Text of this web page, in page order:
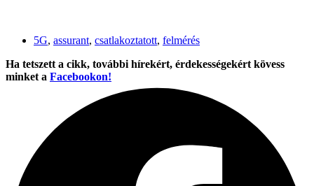
5G, assurant, csatlakoztatott, felmérés
Ha tetszett a cikk, további hírekért, érdekességekért kövess
minket a Facebookon!